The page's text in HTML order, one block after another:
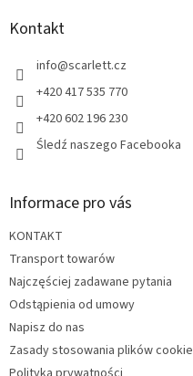
Kontakt
info@scarlett.cz
+420 417 535 770
+420 602 196 230
Śledź naszego Facebooka
Informace pro vás
KONTAKT
Transport towarów
Najczęściej zadawane pytania
Odstąpienia od umowy
Napisz do nas
Zasady stosowania plików cookie